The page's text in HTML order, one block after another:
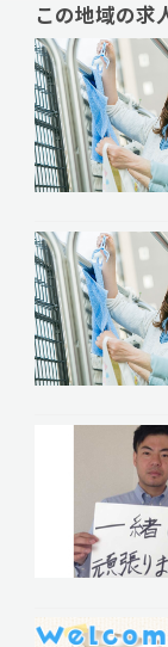
この地域の求